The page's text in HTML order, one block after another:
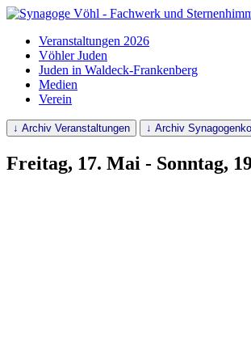
Veranstaltungen 2026
Vöhler Juden
Juden in Waldeck-Frankenberg
Medien
Verein
↓ Archiv Veranstaltungen ↓ Archiv
Freitag, 17. Mai - Sonntag,